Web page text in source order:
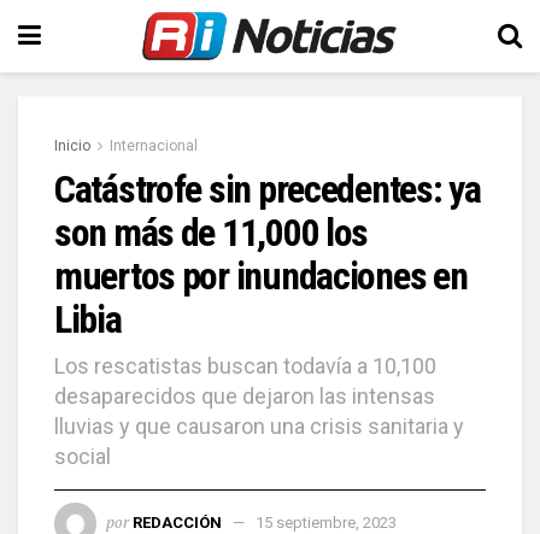
Inicio Internacional
Catástrofe sin precedentes: ya
son más de 11,000 los
muertos por inundaciones en
Libia
Los rescatistas buscan todavía a 10,100
desaparecidos que dejaron las intensas
lluvias y que causaron una crisis sanitaria y
social
por REDACCIÓN 15 septiembre, 2023